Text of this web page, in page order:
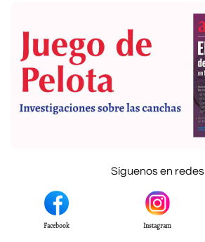
Síguenos en redes
Facebook Instagram